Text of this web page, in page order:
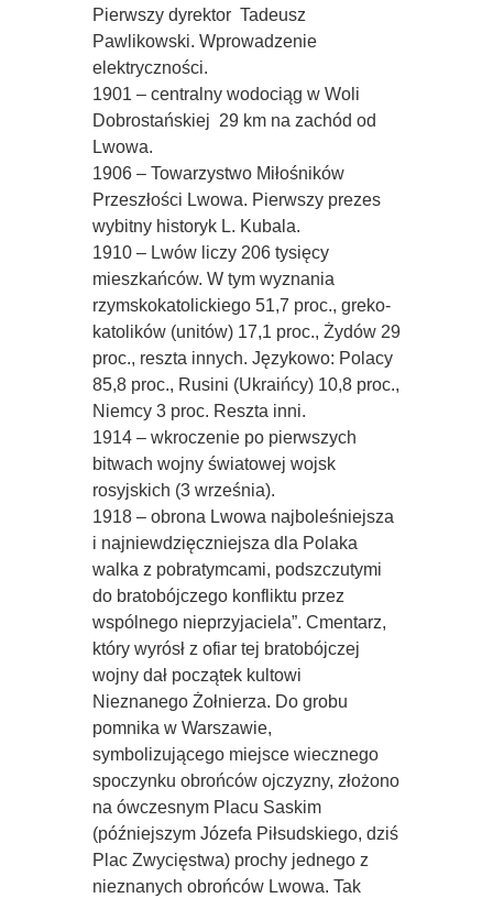
Pierwszy dyrektor  Tadeusz
Pawlikowski. Wprowadzenie
elektryczności.
1901 – centralny wodociąg w Woli
Dobrostańskiej  29 km na zachód od
Lwowa.
1906 – Towarzystwo Miłośników
Przeszłości Lwowa. Pierwszy prezes
wybitny historyk L. Kubala.
1910 – Lwów liczy 206 tysięcy
mieszkańców. W tym wyznania
rzymskokatolickiego 51,7 proc., greko-
katolików (unitów) 17,1 proc., Żydów 29
proc., reszta innych. Językowo: Polacy 
85,8 proc., Rusini (Ukraińcy) 10,8 proc.,
Niemcy 3 proc. Reszta inni.
1914 – wkroczenie po pierwszych
bitwach wojny światowej wojsk
rosyjskich (3 września).
1918 – obrona Lwowa najboleśniejsza
i najniewdzięczniejsza dla Polaka
walka z pobratymcami, podszczutymi
do bratobójczego konfliktu przez
wspólnego nieprzyjaciela”. Cmentarz,
który wyrósł z ofiar tej bratobójczej
wojny dał początek kultowi
Nieznanego Żołnierza. Do grobu 
pomnika w Warszawie,
symbolizującego miejsce wiecznego
spoczynku obrońców ojczyzny, złożono
na ówczesnym Placu Saskim
(późniejszym Józefa Piłsudskiego, dziś
Plac Zwycięstwa) prochy jednego z
nieznanych obrońców Lwowa. Tak